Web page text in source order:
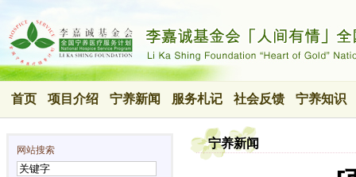
首页 项目介绍 宁养新闻 服务札记 社会反馈 宁养知识
网站搜索 宁养新闻